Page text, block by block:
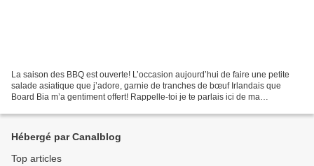
La saison des BBQ est ouverte! L’occasion aujourd’hui de faire une petite
salade asiatique que j’adore, garnie de tranches de bœuf Irlandais que
Board Bia m’a gentiment offert! Rappelle-toi je te parlais ici de ma
Hébergé par Canalblog
Top articles